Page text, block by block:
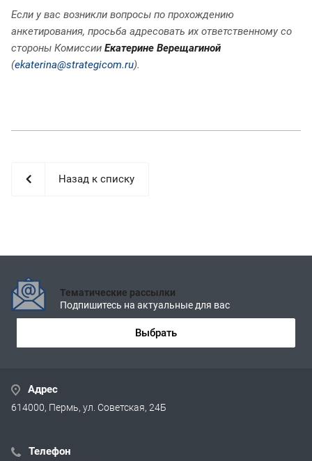
Если у вас возникли вопросы по прохождению
анкетирования, просьба адресовать их ответственному со
стороны Комиссии Екатерине Верещагиной
(ekaterina@strategicom.ru).
Назад к списку
Тематические рассылки
Подпишитесь на актуальные для вас
Выбрать
Адрес
614000, Пермь, ул. Советская, 24Б
Телефон